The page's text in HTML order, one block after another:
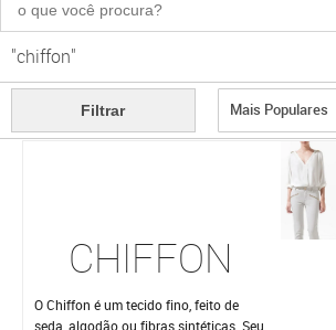
"chiffon"
Filtrar Mais Populares
CHIFFON
O Chiffon é um tecido fino, feito de
seda, algodão ou fibras sintéticas. Seu